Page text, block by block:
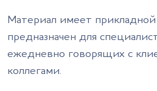
Материал имеет прикладной
предназначен для
ежедневно говорящих с
коллегами.